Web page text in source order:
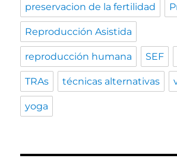
preservacion de la fertilidad
Reproducción Asistida
reproducción humana SEF
TRAs técnicas alternativas
yoga